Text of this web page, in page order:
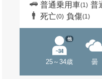
普通乗用車(1) 普
死亡(0) 負傷(1)
25～34歳
他
曇